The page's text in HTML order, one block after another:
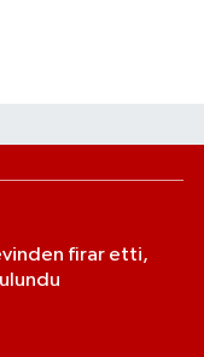
firar etti,